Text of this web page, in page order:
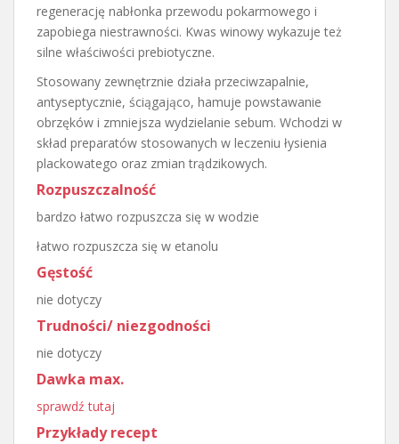
regenerację nabłonka przewodu pokarmowego i
zapobiega niestrawności. Kwas winowy wykazuje też
silne właściwości prebiotyczne.
Stosowany zewnętrznie działa przeciwzapalnie,
antyseptycznie, ściągająco, hamuje powstawanie
obrzęków i zmniejsza wydzielanie sebum. Wchodzi w
skład preparatów stosowanych w leczeniu łysienia
plackowatego oraz zmian trądzikowych.
Rozpuszczalność
bardzo łatwo rozpuszcza się w wodzie
łatwo rozpuszcza się w etanolu
Gęstość
nie dotyczy
Trudności/ niezgodności
nie dotyczy
Dawka max.
sprawdź tutaj
Przykłady recept